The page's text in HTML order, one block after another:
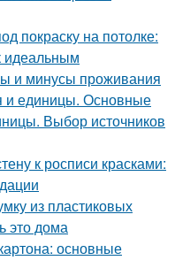
покраску на потолке:
идеальным
и минусы проживания
и единицы. Основные
Выбор источников
к росписи красками:
из пластиковых
это дома
основные